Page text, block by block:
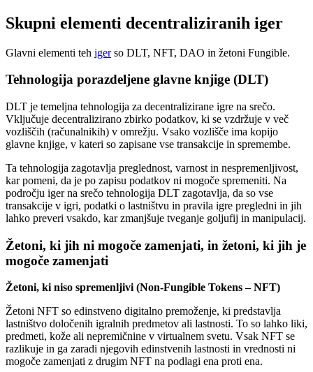
Skupni elementi decentraliziranih iger
Glavni elementi teh igerso DLT, NFT, DAO in žetoni Fungible.
Tehnologija porazdeljene glavne knjige (DLT)
DLT je temeljna tehnologija za decentralizirane igre na srečo.
Vključuje decentralizirano zbirko podatkov, ki se vzdržuje v več
vozliščih (računalnikih) v omrežju. Vsako vozlišče ima kopijo
glavne knjige, v kateri so zapisane vse transakcije in spremembe.
Ta tehnologija zagotavlja preglednost, varnost in nespremenljivost,
kar pomeni, da je po zapisu podatkov ni mogoče spremeniti. Na
področju iger na srečo tehnologija DLT zagotavlja, da so vse
transakcije v igri, podatki o lastništvu in pravila igre pregledni in jih
lahko preveri vsakdo, kar zmanjšuje tveganje goljufij in manipulacij.
Žetoni, ki jih ni mogoče zamenjati, in žetoni, ki jih je
mogoče zamenjati
Žetoni, ki niso spremenljivi (Non-Fungible Tokens – NFT)
Žetoni NFT so edinstveno digitalno premoženje, ki predstavlja
lastništvo določenih igralnih predmetov ali lastnosti. To so lahko liki,
predmeti, kože ali nepremičnine v virtualnem svetu. Vsak NFT se
razlikuje in ga zaradi njegovih edinstvenih lastnosti in vrednosti ni
mogoče zamenjati z drugim NFT na podlagi ena proti ena.